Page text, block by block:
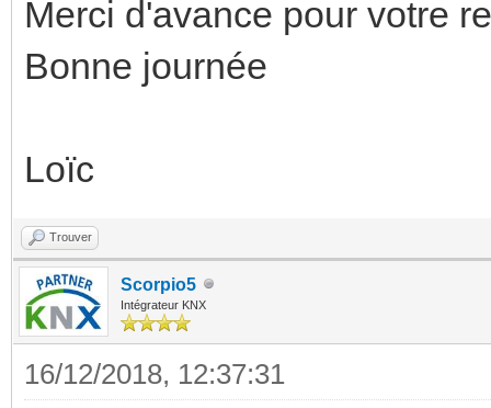
Merci d'avance pour votre
Bonne journée
Loïc
Trouver
Scorpio5
Intégrateur KNX
16/12/2018, 12:37:31